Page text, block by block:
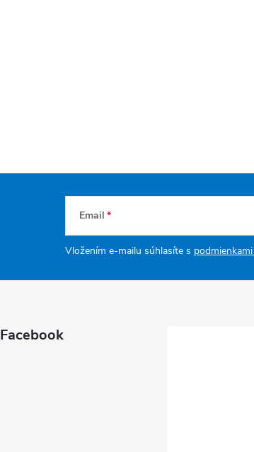
Email
Vložením e-mailu súhlasíte s
Facebook